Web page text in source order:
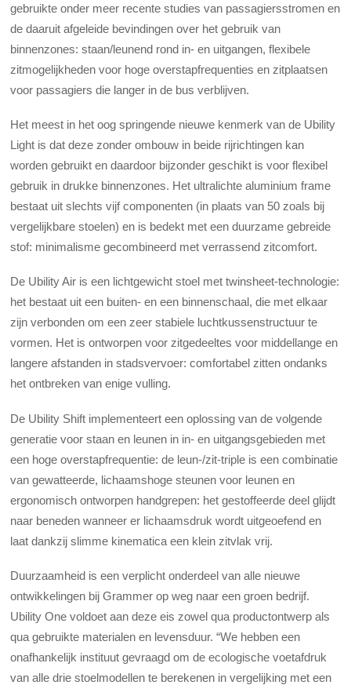
gebruikte onder meer recente studies van passagiersstromen en
de daaruit afgeleide bevindingen over het gebruik van
binnenzones: staan/leunend rond in- en uitgangen, flexibele
zitmogelijkheden voor hoge overstapfrequenties en zitplaatsen
voor passagiers die langer in de bus verblijven.
Het meest in het oog springende nieuwe kenmerk van de Ubility
Light is dat deze zonder ombouw in beide rijrichtingen kan
worden gebruikt en daardoor bijzonder geschikt is voor flexibel
gebruik in drukke binnenzones. Het ultralichte aluminium frame
bestaat uit slechts vijf componenten (in plaats van 50 zoals bij
vergelijkbare stoelen) en is bedekt met een duurzame gebreide
stof: minimalisme gecombineerd met verrassend zitcomfort.
De Ubility Air is een lichtgewicht stoel met twinsheet-technologie:
het bestaat uit een buiten- en een binnenschaal, die met elkaar
zijn verbonden om een ​​zeer stabiele luchtkussenstructuur te
vormen. Het is ontworpen voor zitgedeeltes voor middellange en
langere afstanden in stadsvervoer: comfortabel zitten ondanks
het ontbreken van enige vulling.
De Ubility Shift implementeert een oplossing van de volgende
generatie voor staan ​​en leunen in in- en uitgangsgebieden met
een hoge overstapfrequentie: de leun-/zit-triple is een combinatie
van gewatteerde, lichaamshoge steunen voor leunen en
ergonomisch ontworpen handgrepen: het gestoffeerde deel glijdt
naar beneden wanneer er lichaamsdruk wordt uitgeoefend en
laat dankzij slimme kinematica een klein zitvlak vrij.
Duurzaamheid is een verplicht onderdeel van alle nieuwe
ontwikkelingen bij Grammer op weg naar een groen bedrijf.
Ubility One voldoet aan deze eis zowel qua productontwerp als
qua gebruikte materialen en levensduur. “We hebben een
onafhankelijk instituut gevraagd om de ecologische voetafdruk
van alle drie stoelmodellen te berekenen in vergelijking met een